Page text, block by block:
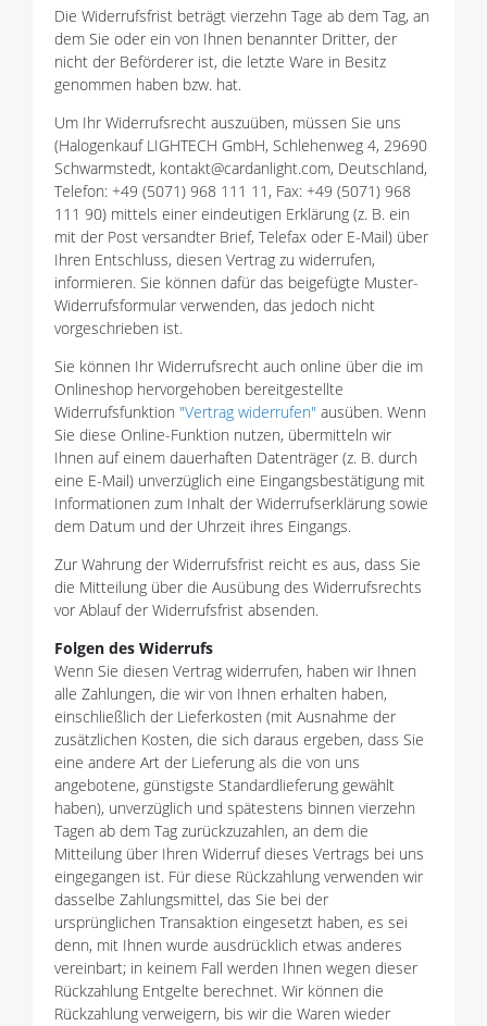
Die Widerrufsfrist beträgt vierzehn Tage ab dem Tag, an
dem Sie oder ein von Ihnen benannter Dritter, der
nicht der Beförderer ist, die letzte Ware in Besitz
genommen haben bzw. hat.
Um Ihr Widerrufsrecht auszuüben, müssen Sie uns
(Halogenkauf LIGHTECH GmbH, Schlehenweg 4, 29690
Schwarmstedt, kontakt@cardanlight.com, Deutschland,
Telefon: +49 (5071) 968 111 11, Fax: +49 (5071) 968
111 90) mittels einer eindeutigen Erklärung (z. B. ein
mit der Post versandter Brief, Telefax oder E-Mail) über
Ihren Entschluss, diesen Vertrag zu widerrufen,
informieren. Sie können dafür das beigefügte Muster-
Widerrufsformular verwenden, das jedoch nicht
vorgeschrieben ist.
Sie können Ihr Widerrufsrecht auch online über die im
Onlineshop hervorgehoben bereitgestellte
Widerrufsfunktion "Vertrag widerrufen" ausüben. Wenn
Sie diese Online-Funktion nutzen, übermitteln wir
Ihnen auf einem dauerhaften Datenträger (z. B. durch
eine E-Mail) unverzüglich eine Eingangsbestätigung mit
Informationen zum Inhalt der Widerrufserklärung sowie
dem Datum und der Uhrzeit ihres Eingangs.
Zur Wahrung der Widerrufsfrist reicht es aus, dass Sie
die Mitteilung über die Ausübung des Widerrufsrechts
vor Ablauf der Widerrufsfrist absenden.
Folgen des Widerrufs
Wenn Sie diesen Vertrag widerrufen, haben wir Ihnen
alle Zahlungen, die wir von Ihnen erhalten haben,
einschließlich der Lieferkosten (mit Ausnahme der
zusätzlichen Kosten, die sich daraus ergeben, dass Sie
eine andere Art der Lieferung als die von uns
angebotene, günstigste Standardlieferung gewählt
haben), unverzüglich und spätestens binnen vierzehn
Tagen ab dem Tag zurückzuzahlen, an dem die
Mitteilung über Ihren Widerruf dieses Vertrags bei uns
eingegangen ist. Für diese Rückzahlung verwenden wir
dasselbe Zahlungsmittel, das Sie bei der
ursprünglichen Transaktion eingesetzt haben, es sei
denn, mit Ihnen wurde ausdrücklich etwas anderes
vereinbart; in keinem Fall werden Ihnen wegen dieser
Rückzahlung Entgelte berechnet. Wir können die
Rückzahlung verweigern, bis wir die Waren wieder